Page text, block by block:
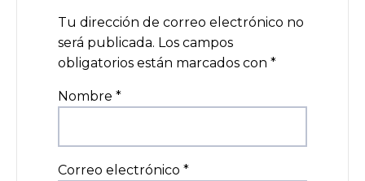
Tu dirección de correo electrónico no
será publicada. Los campos
obligatorios están marcados con *
Nombre *
Correo electrónico *